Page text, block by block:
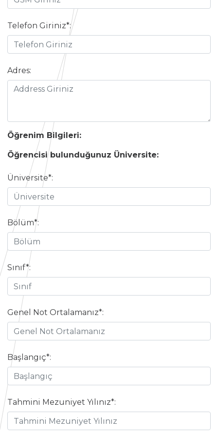
Telefon Giriniz*:
Adres:
Öğrenim Bilgileri:
Öğrencisi bulunduğunuz Üniversite:
Üniversite*:
Bölüm*:
Sınıf*:
Genel Not Ortalamanız*:
Başlangıç*:
Tahmini Mezuniyet Yılınız*: